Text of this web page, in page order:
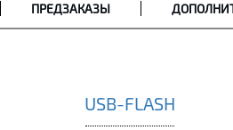
ПРЕДЗАКАЗЫ
USB-FLASH